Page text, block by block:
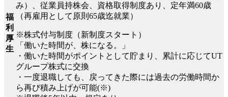
福
利
厚
生
み）、従業員持株会、資格取得制度あり、定年満60歳
（再雇用として原則65歳迄就業）
※株式付与制度（新制度スタート）
「働いた時間が、株になる。」
・働いた時間がポイントとして貯まり、累計に応じてUT
グループ株式に交換
・一度退職しても、戻ってきた際には過去の労働時間か
ら再び積み上げが可能(※)